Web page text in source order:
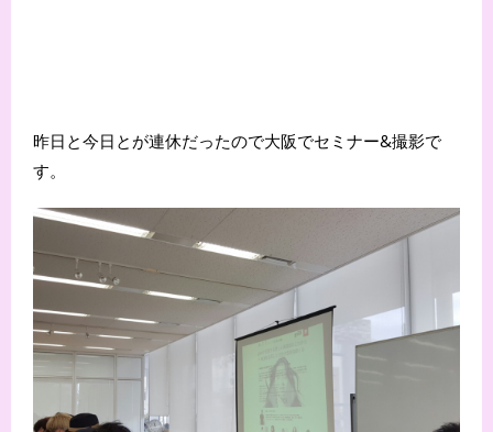
昨日と今日とが連休だったので大阪でセミナー&撮影で
す。